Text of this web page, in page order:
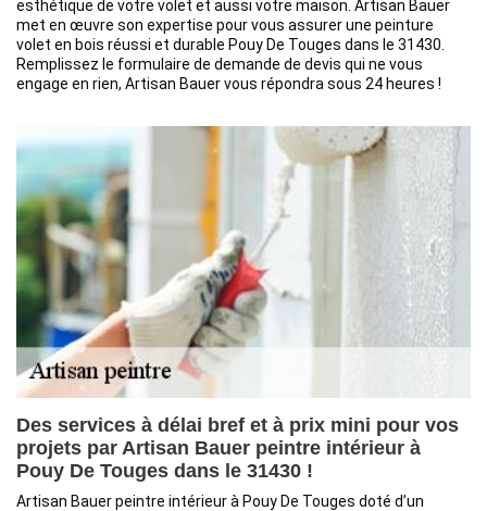
esthétique de votre volet et aussi votre maison. Artisan Bauer
met en œuvre son expertise pour vous assurer une peinture
volet en bois réussi et durable Pouy De Touges dans le 31430.
Remplissez le formulaire de demande de devis qui ne vous
engage en rien, Artisan Bauer vous répondra sous 24 heures !
Des services à délai bref et à prix mini pour vos
projets par Artisan Bauer peintre intérieur à
Pouy De Touges dans le 31430 !
Artisan Bauer peintre intérieur à Pouy De Touges doté d’un